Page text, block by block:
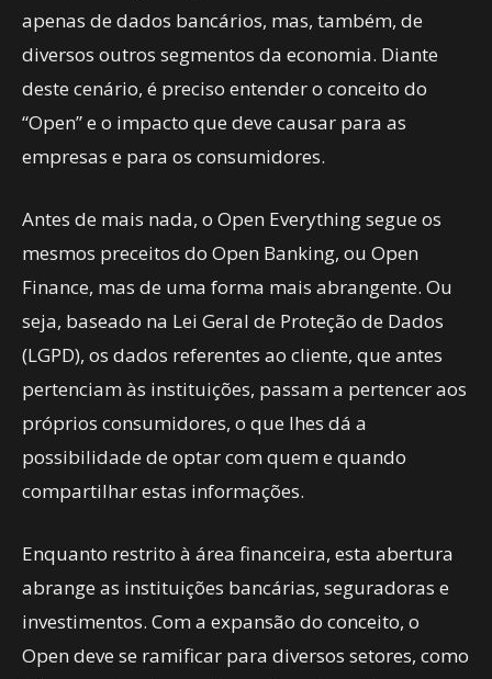
apenas de dados bancários, mas, também, de
diversos outros segmentos da economia. Diante
deste cenário, é preciso entender o conceito do
“Open” e o impacto que deve causar para as
empresas e para os consumidores.
Antes de mais nada, o Open Everything segue os
mesmos preceitos do Open Banking, ou Open
Finance, mas de uma forma mais abrangente. Ou
seja, baseado na Lei Geral de Proteção de Dados
(LGPD), os dados referentes ao cliente, que antes
pertenciam às instituições, passam a pertencer aos
próprios consumidores, o que lhes dá a
possibilidade de optar com quem e quando
compartilhar estas informações.
Enquanto restrito à área financeira, esta abertura
abrange as instituições bancárias, seguradoras e
investimentos. Com a expansão do conceito, o
Open deve se ramificar para diversos setores, como